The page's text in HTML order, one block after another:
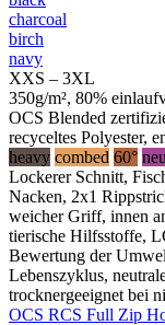
charcoal
birch
navy
XXS – 3XL
350g/m², 80%
OCS Blended
recyceltes Polyester,
heavy combed 60°
Lockerer Schnitt,
Nacken, 2x1
weicher Griff, innen
tierische Hilfsstoffe,
Bewertung der
Lebenszyklus,
trocknergeeignet bei
OCS RCS Full Zip